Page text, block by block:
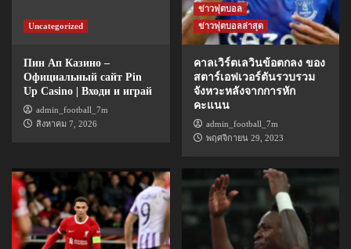
Uncategorized
Пин Ап Казино –
Официальный сайт Pin
Up Casino | Входи и играй
admin_football_7m
สิงหาคม 7, 2026
ข่าวฟุตบอล
ข่าวฟุตบอลล่าสุด
คาลเวิร์ตเลวินข้อตกลง ของ
สตาร์เอฟเวอร์ตันรวบรวม
จังหวะหลังจากการหัก
คะแนน
admin_football_7m
พฤศจิกายน 29, 2023